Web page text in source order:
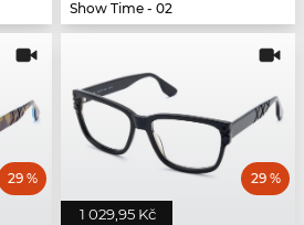
Show Time - 02
29 %
1 029,95 Kč
29 %